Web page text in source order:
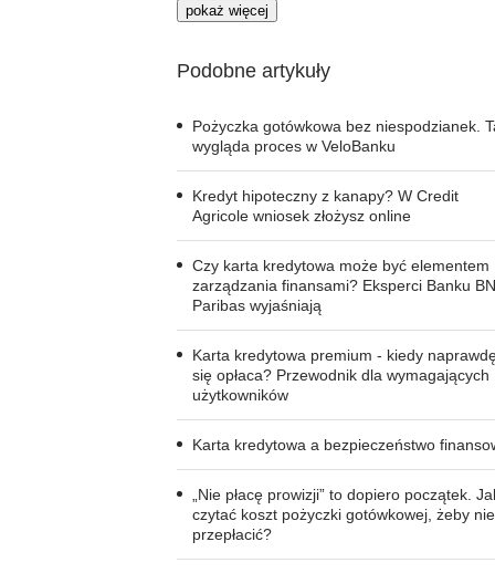
pokaż więcej
Podobne artykuły
Pożyczka gotówkowa bez niespodzianek.
wygląda proces w VeloBanku
Kredyt hipoteczny z kanapy? W Credit
Agricole wniosek złożysz online
Czy karta kredytowa może być elementem
zarządzania finansami? Eksperci Banku
Paribas wyjaśniają
Karta kredytowa premium - kiedy
się opłaca? Przewodnik dla wymagających
użytkowników
Karta kredytowa a bezpieczeństwo
„Nie płacę prowizji” to dopiero początek.
czytać koszt pożyczki gotówkowej, żeby nie
przepłacić?